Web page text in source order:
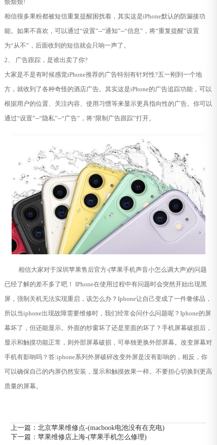
烦烦烦!
相信很多果粉都被短信重复提醒困扰着，其实这是iPhone默认的防漏接功
能。如果不喜欢，可以通过“设置”--“通知”--“信息”，将“重复提醒”设置
为“从不”，后面收到的短信就会只响一声了。
2、 广告跟踪，是谁出卖了你?
大家是不是有时候感觉iPhone推荐的广告特别有针对性?五一刚到一个地
方，就收到了各种奇怪的酒店广告。其实这是iPhone的广告追踪功能，可以
根据用户的位置、关注内容、使用习惯等来显示更具指向性的广告。你可以
通过“设置”--“隐私”--“广告”，将“限制广告跟踪”打开。
相信大家对于深圳苹果售后官方-(苹果手机声音小怎么调大声)的问题
已经了解的差不多了吧！ IPhone在使用过程中有问题时会突然开始出现黑
屏，强制关机无法实现重启，该怎么办？Iphone让自己变成了一件奢侈品，
所以当iphone出现故障需要维修时，我们经常会问什么问题呢？Iphone的屏
幕坏了，但还能显示。外面的纱窗坏了还是里面的坏了？手机屏幕破损后，
显示和触摸功能正常，则外部屏幕破损，可单独更换外部屏幕。改变屏幕对
手机有影响吗？答:iphone系列外屏破碎改变外屏是没有影响的，相反，你
可以确保自己的内屏仍然安装，显示和触摸效果一样。不要担心切换到更高
质量的屏幕。
上一篇：北京苹果维修点-(macbook电池没有在充电)
下一篇：苹果维修店上海-(苹果手机怎么修理)